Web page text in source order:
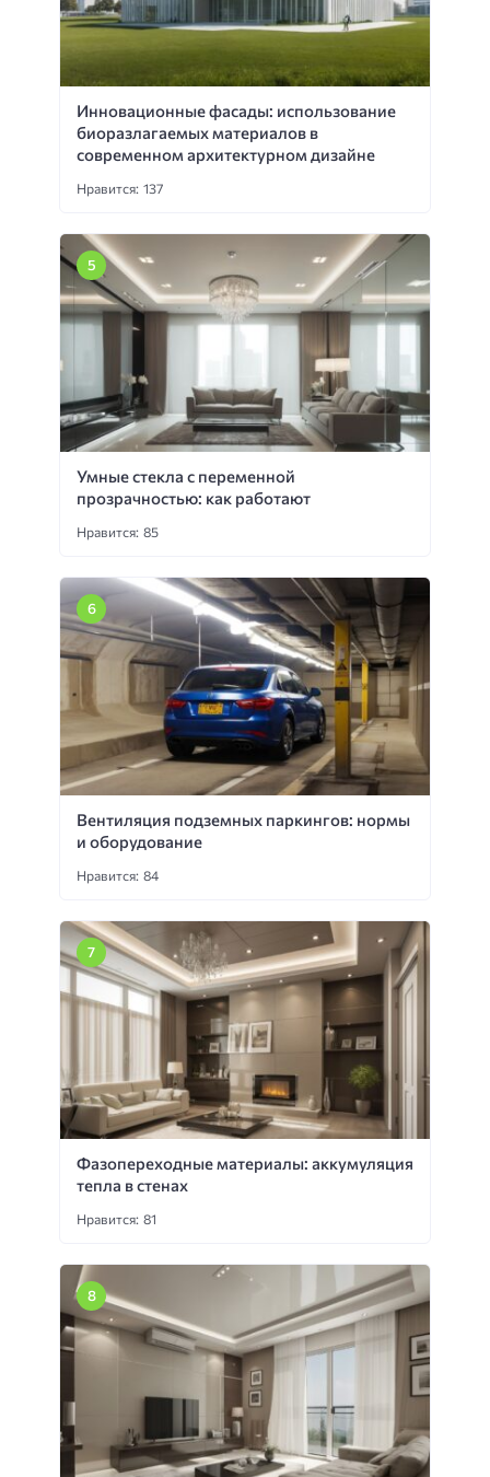
Инновационные фасады: использование
биоразлагаемых материалов в
современном архитектурном дизайне
Нравится: 137
Умные стекла с переменной
прозрачностью: как работают
Нравится: 85
Вентиляция подземных паркингов: нормы
и оборудование
Нравится: 84
Фазопереходные материалы: аккумуляция
тепла в стенах
Нравится: 81